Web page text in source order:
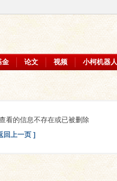
金 论文 视频 小柯机器人
看的信息不存在或已被删除
回上一页 ]